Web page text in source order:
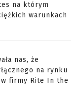
na którym
warunkach
nas, że
na rynku
firmy Rite In the